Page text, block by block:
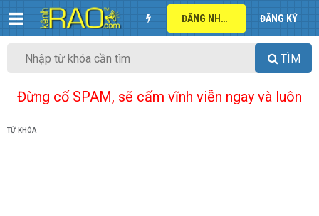
ĐĂNG NHẬP ĐĂNG KÝ
TÌM
Đừng cố SPAM, sẽ cấm vĩnh viễn ngay và luôn
TỪ KHÓA